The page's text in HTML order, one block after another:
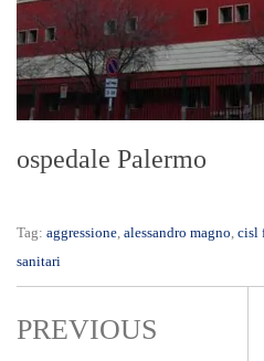
ospedale Palermo
Tag: aggressione, alessandro magno, cisl
sanitari
PREVIOUS